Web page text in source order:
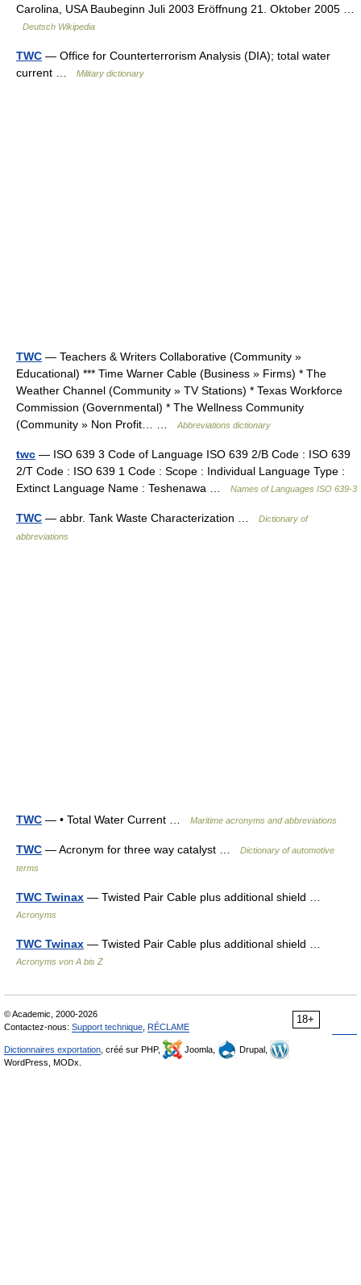
Carolina, USA Baubeginn Juli 2003 Eröffnung 21. Oktober 2005 …
Deutsch Wikipedia
TWC — Office for Counterterrorism Analysis (DIA); total water
current …
Military dictionary
TWC — Teachers & Writers Collaborative (Community »
Educational) *** Time Warner Cable (Business » Firms) * The
Weather Channel (Community » TV Stations) * Texas Workforce
Commission (Governmental) * The Wellness Community
(Community » Non Profit… …
Abbreviations dictionary
twc — ISO 639 3 Code of Language ISO 639 2/B Code : ISO 639
2/T Code : ISO 639 1 Code : Scope : Individual Language Type :
Extinct Language Name : Teshenawa …
Names of Languages ISO 639-3
TWC — abbr. Tank Waste Characterization …
Dictionary of
abbreviations
TWC — • Total Water Current … Maritime acronyms and abbreviations
TWC — Acronym for three way catalyst …
Dictionary of automotive
terms
TWC Twinax — Twisted Pair Cable plus additional shield …
Acronyms
TWC Twinax — Twisted Pair Cable plus additional shield …
Acronyms von A bis Z
18+
© Academic, 2000-2026
Contactez-nous: Support technique RÉCLAME
Dictionnaires exportation , créé sur PHP, Joomla,
Drupal,
WordPress, MODx.